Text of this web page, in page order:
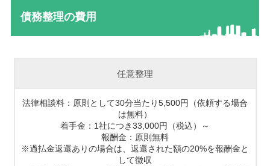
債務整理の費用
任意整理
法律相談料：原則として30分当たり5,500円（依頼する場合
は無料）
着手金：1社につき33,000円（税込）～
報酬金：原則無料
※過払金返還ありの場合は、返還された額の20%を報酬金と
して徴収